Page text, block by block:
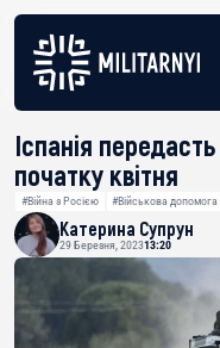
Іспанія
початку квітня
#Війна з Росією #Військова допомога
Катерина Супрун
29 Березня, 202313:20